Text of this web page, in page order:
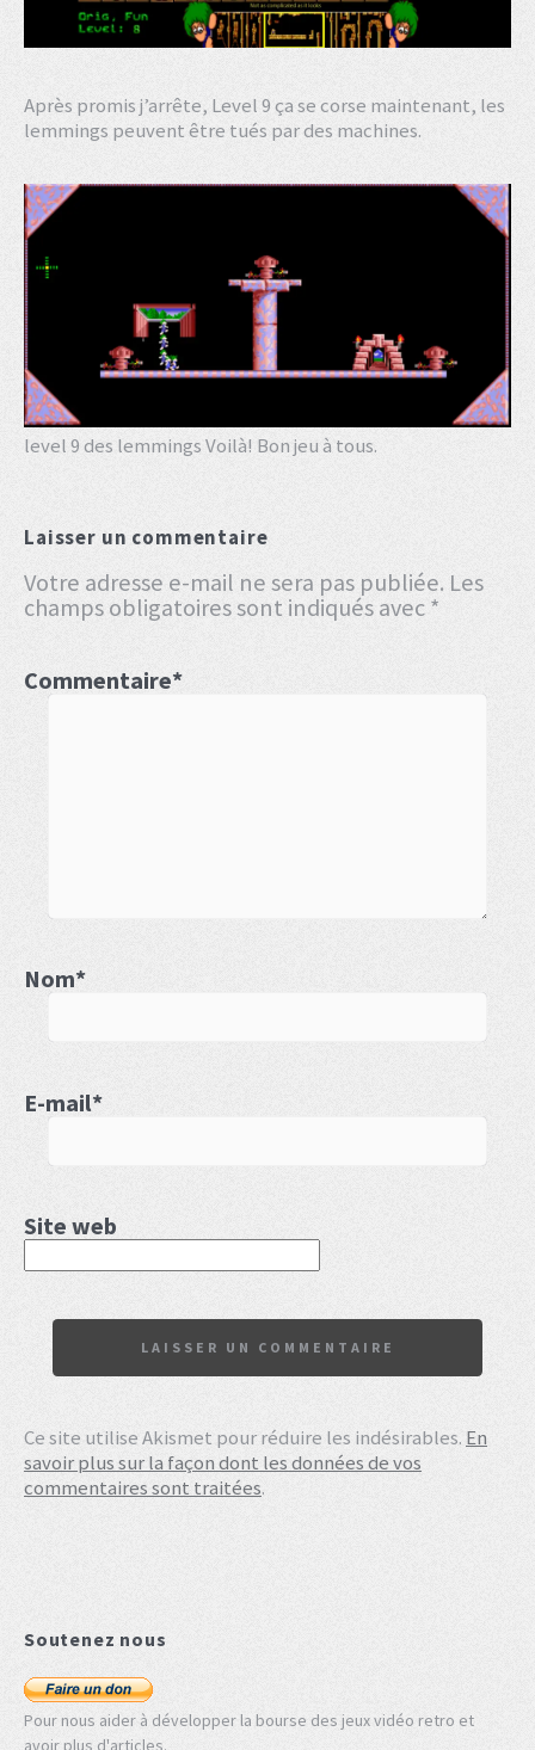
Soutenez nous
Pour nous aider à développer la bourse des jeux vidéo retro et
avoir plus d'articles.
Après promis j’arrête, Level 9 ça se corse maintenant, les
lemmings peuvent être tués par des machines.
level 9 des lemmings Voilà! Bon jeu à tous.
Laisser un commentaire
Votre adresse e-mail ne sera pas publiée. Les
champs obligatoires sont indiqués avec*
Commentaire*
Nom*
E-mail*
Site web
Ce site utilise Akismet pour réduire les indésirables. En
savoir plus sur la façon dont les données de vos
commentaires sont traitées.